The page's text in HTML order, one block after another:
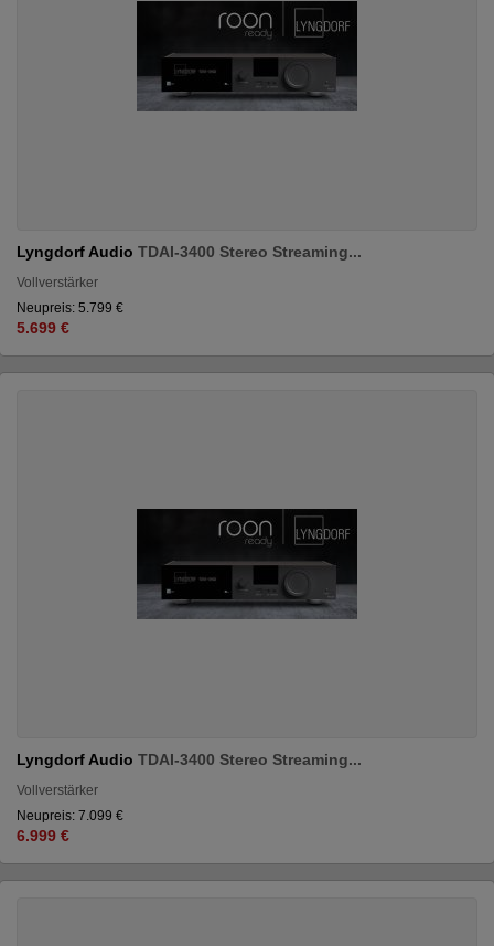
Lyngdorf Audio TDAI-3400 Stereo Streaming...
Vollverstärker
Neupreis: 5.799 €
5.699 €
Lyngdorf Audio TDAI-3400 Stereo Streaming...
Vollverstärker
Neupreis: 7.099 €
6.999 €